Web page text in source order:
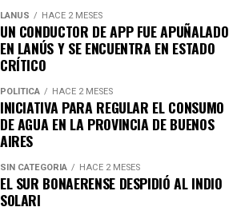
delincuente regresó al vehículo con
a la fuga a gran velocidad. Daniel fue
al Hospital Evita de Lanús para
urgente.
los agentes y el equipo médico
lesiones por arma blanca: cinco en el
derecho, dos en el brazo izquierdo
a la gravedad de sus heridas, fue
al Hospital Evita de Lanús.
LANUS HACE 2 MESES
UN CONDUCTOR DE APP FUE APUÑALADO
EN LANÚS Y SE ENCUENTRA EN ESTADO
CRÍTICO
POLÍTICA HACE 2 MESES
INICIATIVA PARA REGULAR EL CONSUMO
DE AGUA EN LA PROVINCIA DE BUENOS
AIRES
SIN CATEGORIA HACE 2 MESES
EL SUR BONAERENSE DESPIDIÓ AL INDIO
SOLARI